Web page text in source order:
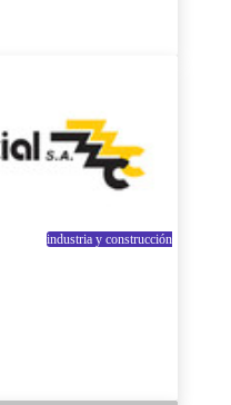
industria y construcción